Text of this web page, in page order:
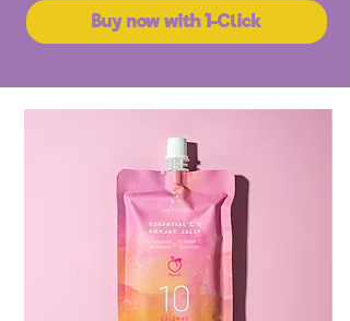
Buy now with 1-Click